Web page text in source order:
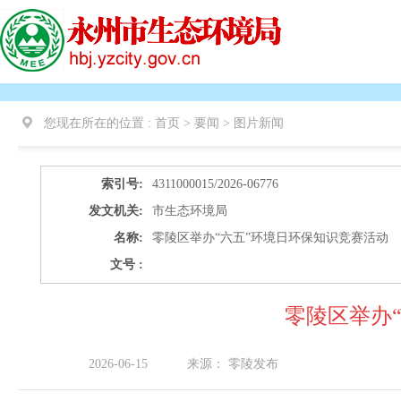
您现在所在的位置 : 首页 > 要闻 > 图片新闻
索引号:
4311000015/2026-06776
发文机关:
市生态环境局
名称:
零陵区举办“六五”环境日环保知识竞赛活动
文号 :
零陵区举办
2026-06-15 来源： 零陵发布